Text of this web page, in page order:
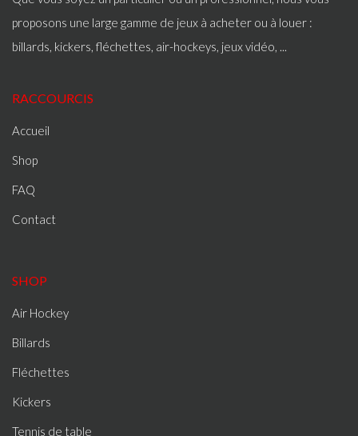
proposons une large gamme de jeux à acheter ou à louer :
billards, kickers, fléchettes, air-hockeys, jeux vidéo, ...
RACCOURCIS
Accueil
Shop
FAQ
Contact
SHOP
Air Hockey
Billards
Fléchettes
Kickers
Tennis de table